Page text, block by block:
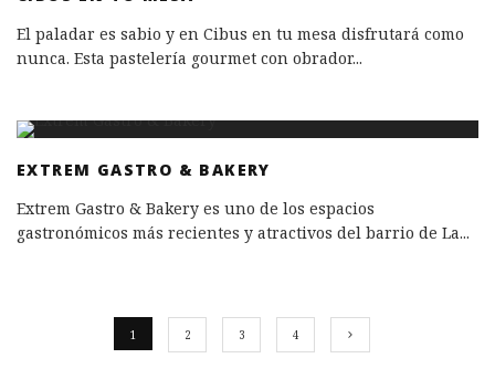
El paladar es sabio y en Cibus en tu mesa disfrutará como
nunca. Esta pastelería gourmet con obrador...
EXTREM GASTRO & BAKERY
Extrem Gastro & Bakery es uno de los espacios
gastronómicos más recientes y atractivos del barrio de La...
1 2 3 4